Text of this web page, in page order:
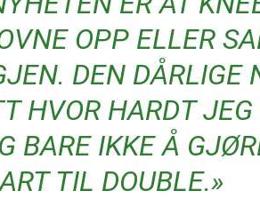
OPP ELLER
DEN DÅRLIGE
HVOR HARDT
BARE IKKE Å
TIL DOUBLE.»